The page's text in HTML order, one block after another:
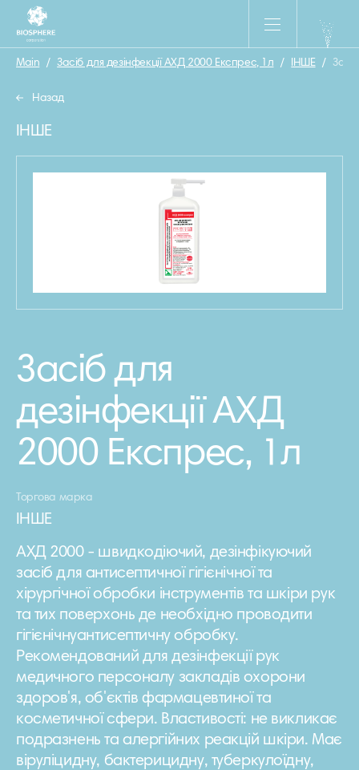
Main / Засіб для дезінфекції АХД 2000 Експрес, 1л / ІНШЕ /
Назад
ІНШЕ
Засіб для
дезінфекції АХД
2000 Експрес, 1л
Торгова марка
ІНШЕ
АХД 2000 - швидкодіючий, дезінфікуючий
засіб для антисептичної гігієнічної та
хірургічної обробки інструментів та шкіри рук
та тих поверхонь де необхідно проводити
гігієнічнуантисептичну обробку.
Рекомендований для дезінфекції рук
медичного персоналу закладів охорони
здоров'я, об'єктів фармацевтиної та
косметичної сфери. Властивості: не викликає
подразнень та алергійних реакцій шкіри. Має
віруліцидну, бактерицидну, туберкулоїдну,